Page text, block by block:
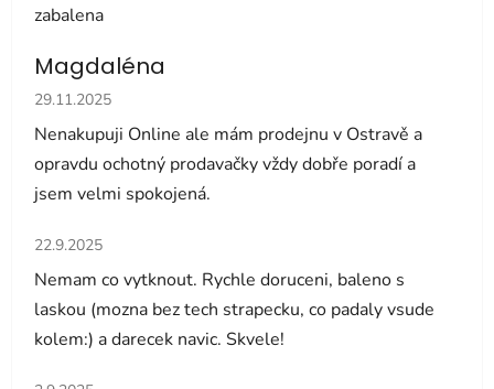
zabalena
Magdaléna
Hodnocení obchodu je 5 z 5 hvězdiček.
29.11.2025
Nenakupuji Online ale mám prodejnu v Ostravě a
opravdu ochotný prodavačky vždy dobře poradí a
jsem velmi spokojená.
Hodnocení obchodu je 5 z 5 hvězdiček.
22.9.2025
Nemam co vytknout. Rychle doruceni, baleno s
laskou (mozna bez tech strapecku, co padaly vsude
kolem:) a darecek navic. Skvele!